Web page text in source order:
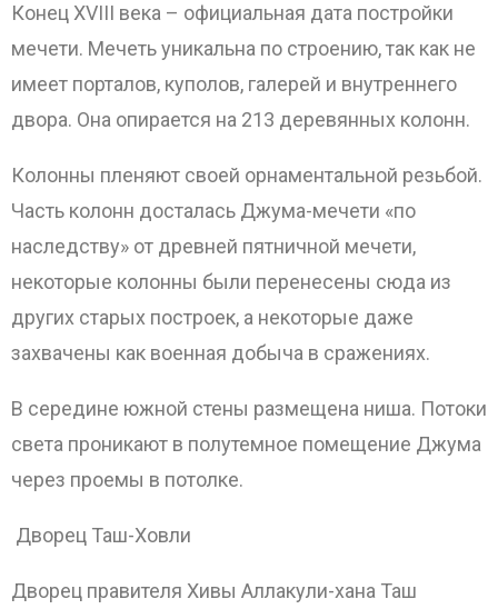
Конец ХVIII века – официальная дата постройки
мечети. Мечеть уникальна по строению, так как не
имеет порталов, куполов, галерей и внутреннего
двора. Она опирается на 213 деревянных колонн.
Колонны пленяют своей орнаментальной резьбой.
Часть колонн досталась Джума-мечети «по
наследству» от древней пятничной мечети,
некоторые колонны были перенесены сюда из
других старых построек, а некоторые даже
захвачены как военная добыча в сражениях.
В середине южной стены размещена ниша. Потоки
света проникают в полутемное помещение Джума
через проемы в потолке.
Дворец Таш-Ховли
Дворец правителя Хивы Аллакули-хана Таш